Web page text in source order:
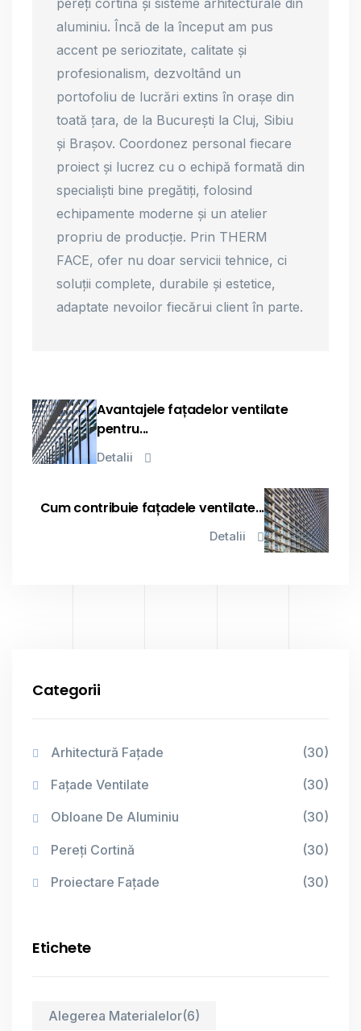
pereți cortină și sisteme arhitecturale din
aluminiu. Încă de la început am pus
accent pe seriozitate, calitate și
profesionalism, dezvoltând un
portofoliu de lucrări extins în orașe din
toată țara, de la București la Cluj, Sibiu
și Brașov. Coordonez personal fiecare
proiect și lucrez cu o echipă formată din
specialiști bine pregătiți, folosind
echipamente moderne și un atelier
propriu de producție. Prin THERM
FACE, ofer nu doar servicii tehnice, ci
soluții complete, durabile și estetice,
adaptate nevoilor fiecărui client în parte.
Avantajele fațadelor ventilate
pentru...
Detalii
Cum contribuie fațadele ventilate...
Detalii
Categorii
Arhitectură Fațade (30)
Fațade Ventilate (30)
Obloane De Aluminiu (30)
Pereți Cortină (30)
Proiectare Fațade (30)
Etichete
Alegerea Materialelor(6)